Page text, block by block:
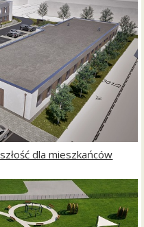
dla mieszkańców